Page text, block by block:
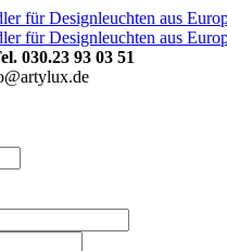
030.23 93 03 51